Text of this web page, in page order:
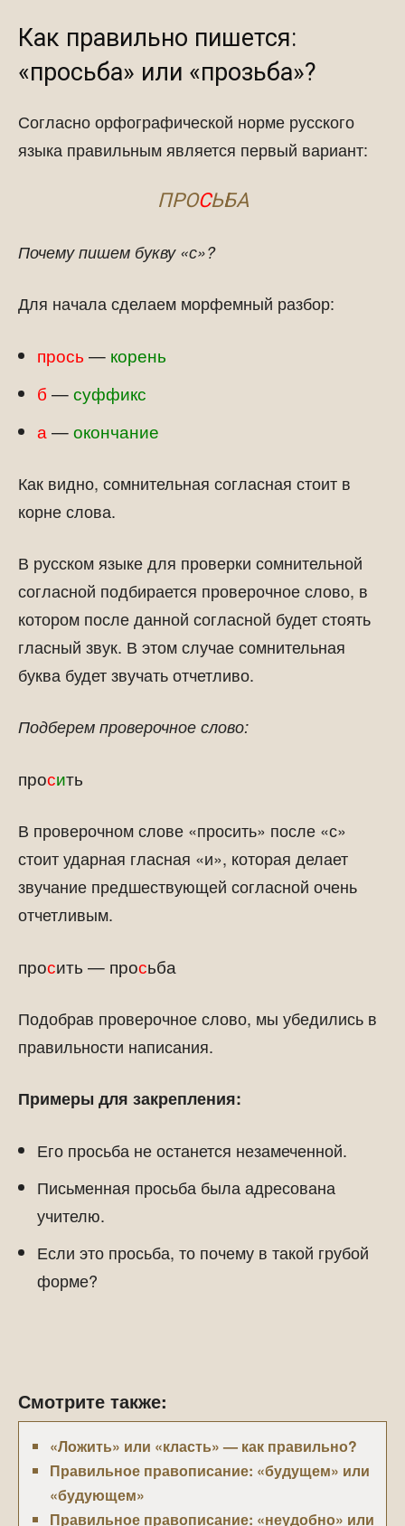
Как правильно пишется:
«просьба» или «прозьба»?
Согласно орфографической норме русского
языка правильным является первый вариант:
ПРОСЬБА
Почему пишем букву «с»?
Для начала сделаем морфемный разбор:
прось — корень
б —суффикс
а —окончание
Как видно, сомнительная согласная стоит в
корне слова.
В русском языке для проверки сомнительной
согласной подбирается проверочное слово, в
котором после данной согласной будет стоять
гласный звук. В этом случае сомнительная
буква будет звучать отчетливо.
Подберем проверочное слово:
просить
В проверочном слове «просить» после «с»
стоит ударная гласная «и», которая делает
звучание предшествующей согласной очень
отчетливым.
просить — просьба
Подобрав проверочное слово, мы убедились в
правильности написания.
Примеры для закрепления:
Его просьба не останется незамеченной.
Письменная просьба была адресована
учителю.
Если это просьба, то почему в такой грубой
форме?
Смотрите также:
«Ложить» или «класть» — как правильно?
Правильное правописание: «будущем» или
«будующем»
Правильное правописание: «неудобно» или